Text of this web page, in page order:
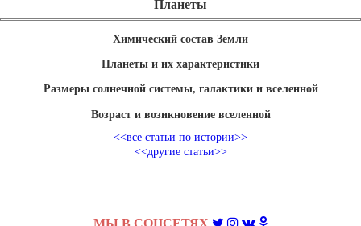
Планеты
Химический состав Земли
Планеты и их характеристики
Размеры солнечной системы, галактики и вселенной
Возраст и возикновение вселенной
<<все статьи по истории>>
<<другие статьи>>
МЫ В СОЦСЕТЯХ